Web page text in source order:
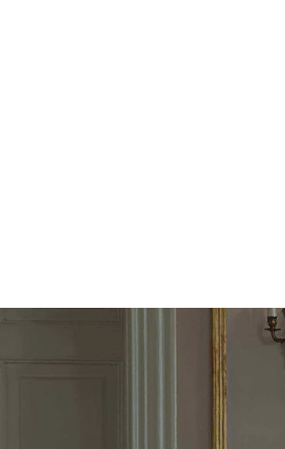
Indlægsnavigation